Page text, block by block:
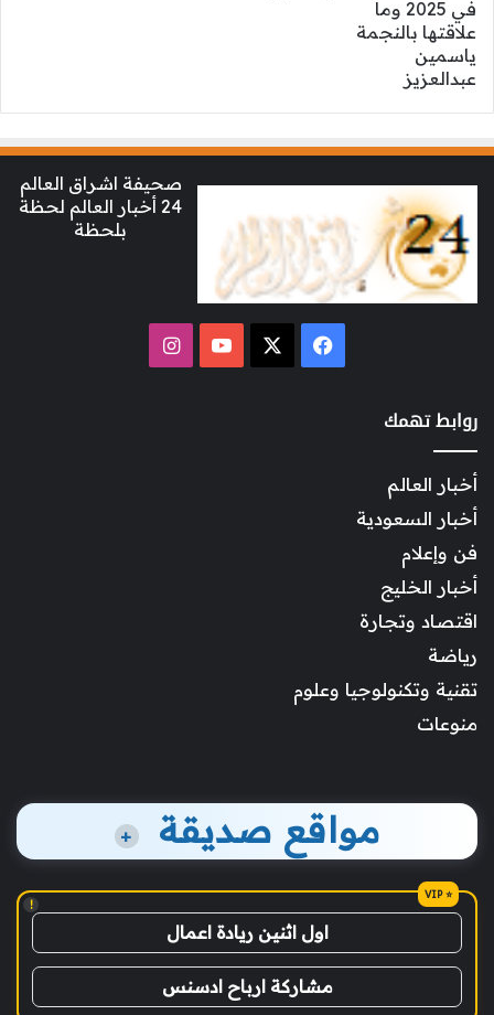
صحيفة اشراق العالم
24 أخبار العالم لحظة
بلحظة
فيسبوك ‫YouTubeانستقرام
روابط تهمك
أخبار العالم
أخبار السعودية
فن وإعلام
أخبار الخليج
اقتصاد وتجارة
رياضة
تقنية وتكنولوجيا وعلوم
منوعات
مواقع صديقة +
!
اول اثنين ريادة اعمال
مشاركة ارباح ادسنس